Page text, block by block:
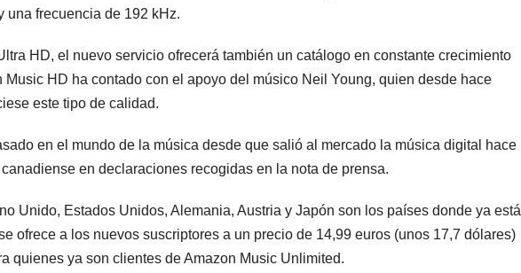
una frecuencia de 192 kHz.
HD, el nuevo servicio ofrecerá también un catálogo en constante crecimiento
HD ha contado con el apoyo del músico Neil Young, quien desde hace
este tipo de calidad.
en el mundo de la música desde que salió al mercado la música digital hace
en declaraciones recogidas en la nota de prensa.
Unido, Estados Unidos, Alemania, Austria y Japón son los países donde ya está
ofrece a los nuevos suscriptores a un precio de 14,99 euros (unos 17,7 dólares)
quienes ya son clientes de Amazon Music Unlimited.